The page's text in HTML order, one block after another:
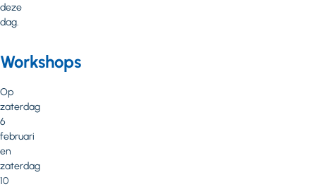
deze
dag.
Workshops
Op
zaterdag
6
februari
en
zaterdag
10